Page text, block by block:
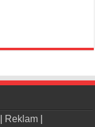
Reklam|